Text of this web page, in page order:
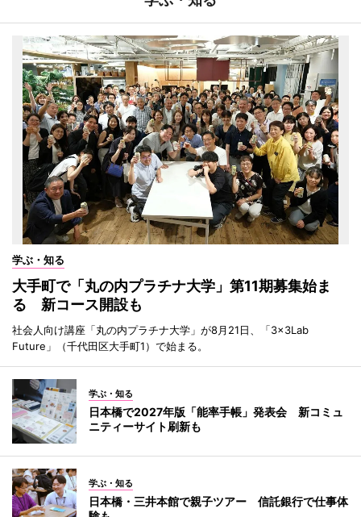
学ぶ・知る
大手町で「丸の内プラチナ大学」第11期募集始ま
る 新コース開設も
社会人向け講座「丸の内プラチナ大学」が8月21日、「3×3Lab
Future」（千代田区大手町1）で始まる。
学ぶ・知る
日本橋で2027年版「能率手帳」発表会 新コミュ
ニティーサイト刷新も
学ぶ・知る
日本橋・三井本館で親子ツアー 信託銀行で仕事体